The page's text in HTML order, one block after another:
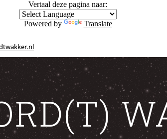
Vertaal deze pagina naar:
Powered by Translate